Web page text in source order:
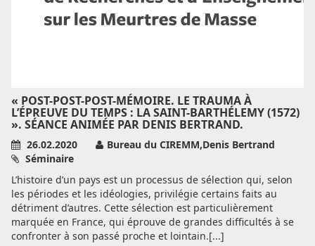
« POST-POST-POST-MÉMOIRE. LE TRAUMA À
L’ÉPREUVE DU TEMPS : LA SAINT-BARTHÉLEMY (1572)
». SÉANCE ANIMÉE PAR DENIS BERTRAND.
26.02.2020
Bureau du CIREMM,Denis Bertrand
Séminaire
L’histoire d’un pays est un processus de sélection qui, selon
les périodes et les idéologies, privilégie certains faits au
détriment d’autres. Cette sélection est particulièrement
marquée en France, qui éprouve de grandes difficultés à se
confronter à son passé proche et lointain.[...]